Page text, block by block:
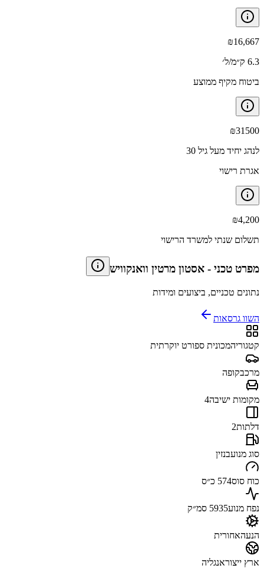
₪16,667
6.3 ק״מ/ל׳
ביטוח מקיף ממוצע
₪31500
לנהג יחיד מעל גיל 30
אגרת רישוי
₪4,200
תשלום שנתי למשרד הרישוי
מפרט טכני - אסטון מרטין וואנקוויש
נתונים טכניים, ביצועים ומידות
השוו גרסאות
קטגוריהמכונית ספורט יוקרתית
מרכבקופה
מקומות ישיבה4
דלתות2
סוג מנועבנזין
כוח סוס574 כ״ס
נפח מנוע5935 סמ״ק
הנעהאחורית
ארץ ייצוראנגליה